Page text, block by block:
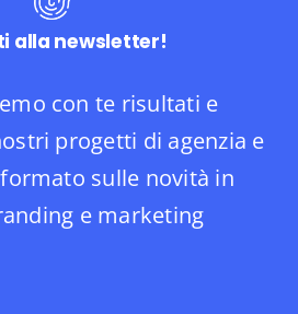
alla newsletter!
con te risultati e
progetti di agenzia e
sulle novità in
e marketing